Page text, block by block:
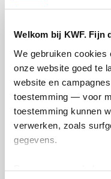
Welkom bij KWF. Fijn
We gebruiken cookies
onze website goed te
website en
toestemming — voor
toestemming kunnen
verwerken, zoals
gegevens.
Doneer